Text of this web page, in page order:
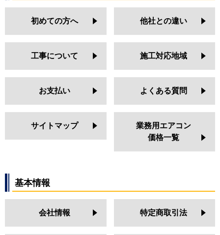
初めての方へ 他社との違い
工事について 施工対応地域
お支払い よくある質問
サイトマップ
業務用エアコン
価格一覧
基本情報
会社情報 特定商取引法